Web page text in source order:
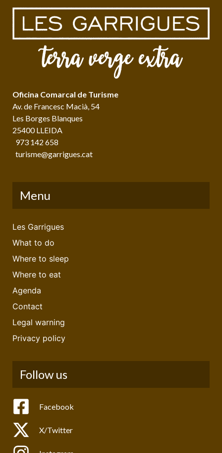
Oficina Comarcal de Turisme
Av. de Francesc Macià, 54
Les Borges Blanques
25400 LLEIDA
973 142 658
turisme@garrigues.cat
Menu
Les Garrigues
What to do
Where to sleep
Where to eat
Agenda
Contact
Legal warning
Privacy policy
Follow us
Facebook
X/Twitter